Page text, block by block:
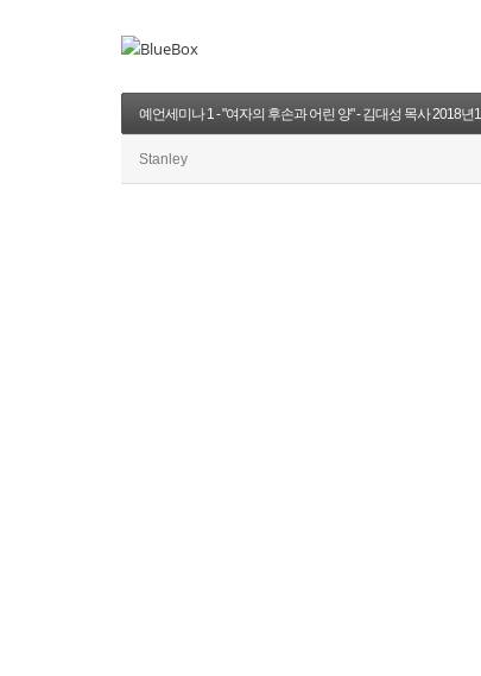
예언세미나 1 - "여자의 후손과 어린 양" - 김대성 목사 2018년
Stanley